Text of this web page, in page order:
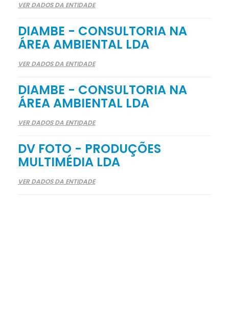
VER DADOS DA ENTIDADE
DIAMBE - CONSULTORIA NA
ÁREA AMBIENTAL LDA
VER DADOS DA ENTIDADE
DIAMBE - CONSULTORIA NA
ÁREA AMBIENTAL LDA
VER DADOS DA ENTIDADE
DV FOTO - PRODUÇÕES
MULTIMÉDIA LDA
VER DADOS DA ENTIDADE